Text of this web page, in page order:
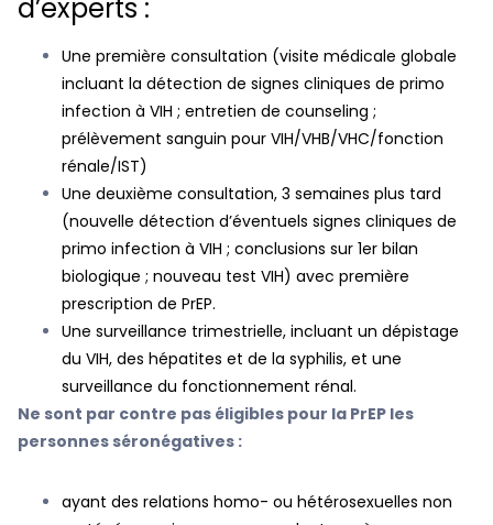
d’experts :
Une première consultation (visite médicale globale
incluant la détection de signes cliniques de primo
infection à VIH ; entretien de counseling ;
prélèvement sanguin pour VIH/VHB/VHC/fonction
rénale/IST)
Une deuxième consultation, 3 semaines plus tard
(nouvelle détection d’éventuels signes cliniques de
primo infection à VIH ; conclusions sur 1er bilan
biologique ; nouveau test VIH) avec première
prescription de PrEP.
Une surveillance trimestrielle, incluant un dépistage
du VIH, des hépatites et de la syphilis, et une
surveillance du fonctionnement rénal.
Ne sont par contre pas éligibles pour la PrEP les
personnes séronégatives :
ayant des relations homo- ou hétérosexuelles non